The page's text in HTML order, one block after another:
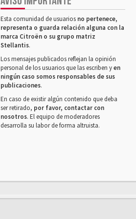
Esta comunidad de usuarios no pertenece,
representa o guarda relación alguna con la
marca Citroën o su grupo matriz
Stellantis.
Los mensajes publicados reflejan la opinión
personal de los usuarios que las escriben yen
ningún caso somos responsables de sus
publicaciones.
En caso de existir algún contenido que deba
ser retirado, por favor, contactar con
nosotros. El equipo de moderadores
desarrolla su labor de forma altruista.